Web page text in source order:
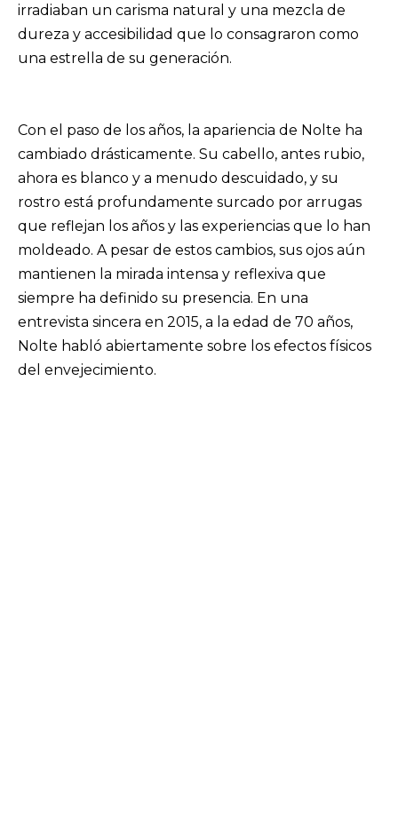
irradiaban un carisma natural y una mezcla de
dureza y accesibilidad que lo consagraron como
una estrella de su generación.
Con el paso de los años, la apariencia de Nolte ha
cambiado drásticamente. Su cabello, antes rubio,
ahora es blanco y a menudo descuidado, y su
rostro está profundamente surcado por arrugas
que reflejan los años y las experiencias que lo han
moldeado. A pesar de estos cambios, sus ojos aún
mantienen la mirada intensa y reflexiva que
siempre ha definido su presencia. En una
entrevista sincera en 2015, a la edad de 70 años,
Nolte habló abiertamente sobre los efectos físicos
del envejecimiento.